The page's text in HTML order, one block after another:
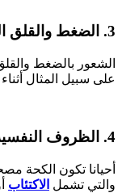
3. الضغط والقلق العصبي:
الشعور بالضغط
على سبيل المثال
4. الظروف النفسية:
أحيانا تكون الكحة
والتي تشمل الاكتئاب